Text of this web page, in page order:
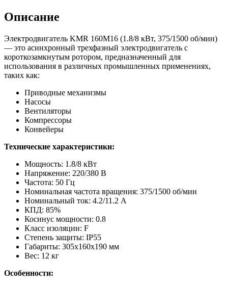
Описание
Электродвигатель KMR 160M16 (1.8/8 кВт, 375/1500 об/мин)
— это асинхронный трехфазный электродвигатель с
короткозамкнутым ротором, предназначенный для
использования в различных промышленных применениях,
таких как:
Приводные механизмы
Насосы
Вентиляторы
Компрессоры
Конвейеры
Технические характеристики:
Мощность: 1.8/8 кВт
Напряжение: 220/380 В
Частота: 50 Гц
Номинальная частота вращения: 375/1500 об/мин
Номинальный ток: 4.2/11.2 А
КПД: 85%
Косинус мощности: 0.8
Класс изоляции: F
Степень защиты: IP55
Габариты: 305х160х190 мм
Вес: 12 кг
Особенности: